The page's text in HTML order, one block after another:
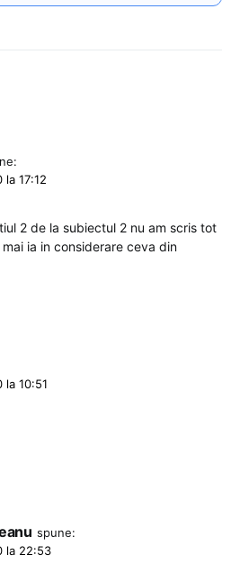
17:12
2 de la subiectul 2 nu am scris tot
mai ia in considerare ceva din
la 10:51
spune:
la 22:53